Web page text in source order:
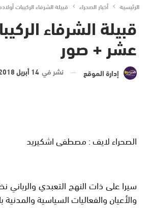
الرئيسية أخبار الصحراء قبيلة الشرفاء الركيبات
قبيلة الشرفاء
عشر + صور
إدارة الموقع نشر في14 أبريل 2018 الساعة 11 و 50 دقيقة
الصحراء لايف : مصطفى اشكيريد
والأعيان والفعاليات السياسية والمدنية